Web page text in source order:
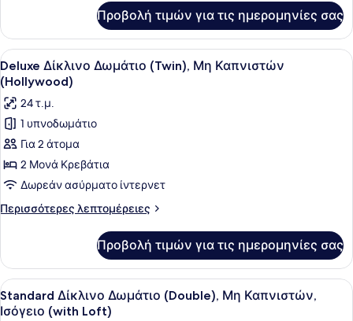
Κρεβάτια,
Μη
Καπνιστών
Δίκλινο
Δωμάτιο
(Twin),
2
Μονά
Κρεβάτια,
Μη
Καπνιστών
Προβολή τιμών για τις ημερομηνίες σας
Προβολή
όλων
των
φωτογραφιών
για
Deluxe
Δίκλινο
Δωμάτιο
(Twin),
Μη
(Hollywood)
Ένα σύγχρονο δωμάτιο
3
Deluxe Δίκλινο Δωμάτιο (Twin), Μη Καπνιστών
(Hollywood)
24 τ.μ.
1 υπνοδωμάτιο
Για 2 άτομα
2 Μονά Κρεβάτια
Δωρεάν ασύρματο ίντερνετ
Περισσότερες λεπτομέρειες
Περισσότερες
Δίκλινο
Δωμάτιο
(Twin),
Μη
Προβολή τιμών για τις ημερομηνίες σας
Προβολή
όλων
Ένα σύγχρονο δωμάτιο
4
Standard Δίκλινο Δωμάτιο (Double), Μη Καπνιστών,
Ισόγειο (with Loft)